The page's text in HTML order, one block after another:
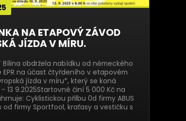
NA ETAPOVÝ ZÁVOD
JÍZDA V MÍRU.
Bílina obdržela nabídku od německého
na účast čtyřdeního v etapovém
jízda v míru*, který se koná
13 9.2025Startovné činí 5 000 Kč na
Cyklistickou přilbu 0d firmy ABUS
od firmy Sportfool, kraťasy a vestičku s